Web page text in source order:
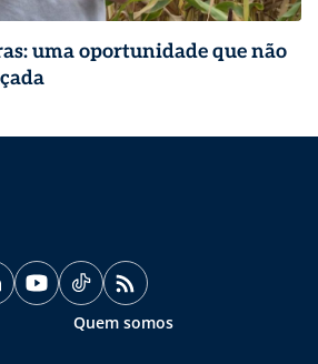
uma oportunidade que não
Quem somos